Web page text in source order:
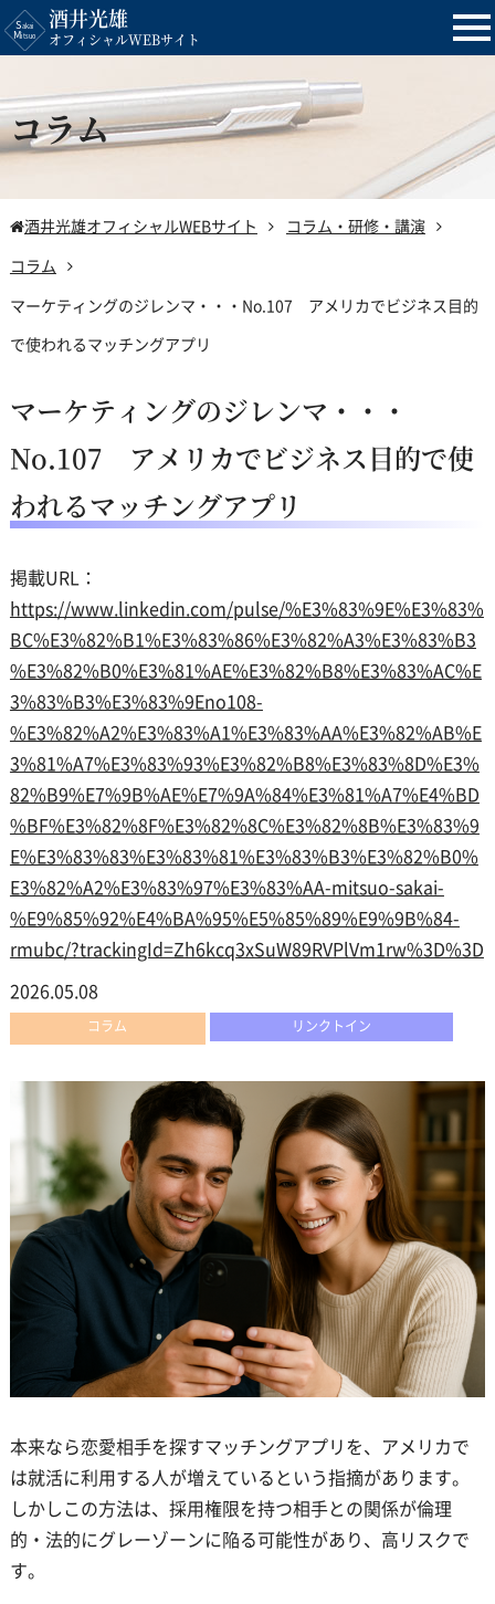
酒井光雄
オフィシャルWEBサイト
コラム
酒井光雄オフィシャルWEBサイト
コラム・研修・講演
コラム
マーケティングのジレンマ・・・No.107 アメリカでビジネス目的
で使われるマッチングアプリ
マーケティングのジレンマ・・・
No.107 アメリカでビジネス目的で使
われるマッチングアプリ
掲載URL：
https://www.linkedin.com/pulse/%E3%83%9E%E3%83%
BC%E3%82%B1%E3%83%86%E3%82%A3%E3%83%B3
%E3%82%B0%E3%81%AE%E3%82%B8%E3%83%AC%E
3%83%B3%E3%83%9Eno108-
%E3%82%A2%E3%83%A1%E3%83%AA%E3%82%AB%E
3%81%A7%E3%83%93%E3%82%B8%E3%83%8D%E3%
82%B9%E7%9B%AE%E7%9A%84%E3%81%A7%E4%BD
%BF%E3%82%8F%E3%82%8C%E3%82%8B%E3%83%9
E%E3%83%83%E3%83%81%E3%83%B3%E3%82%B0%
E3%82%A2%E3%83%97%E3%83%AA-mitsuo-sakai-
%E9%85%92%E4%BA%95%E5%85%89%E9%9B%84-
rmubc/?trackingId=Zh6kcq3xSuW89RVPlVm1rw%3D%3D
2026.05.08
コラム リンクトイン
本来なら恋愛相手を探すマッチングアプリを、アメリカで
は就活に利用する人が増えているという指摘があります。
しかしこの方法は、採用権限を持つ相手との関係が倫理
的・法的にグレーゾーンに陥る可能性があり、高リスクで
す。